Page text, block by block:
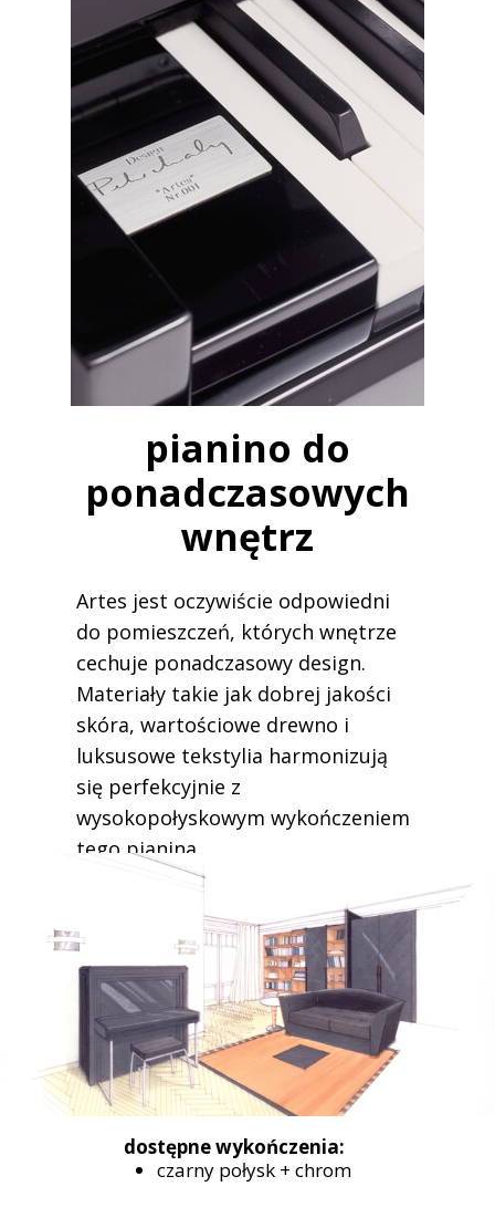
dostępne wykończenia:
czarny połysk + chrom
pianino do
ponadczasowych
wnętrz
Artes jest oczywiście odpowiedni
do pomieszczeń, których wnętrze
cechuje ponadczasowy design.
Materiały takie jak dobrej jakości
skóra, wartościowe drewno i
luksusowe tekstylia harmonizują
się perfekcyjnie z
wysokopołyskowym wykończeniem
tego pianina.